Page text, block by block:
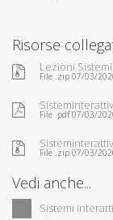
Risorse
Lezioni
File .zip 07/03/
File .pdf 07/03/
File .zip 07/03/
Vedi anche...
Sistemi